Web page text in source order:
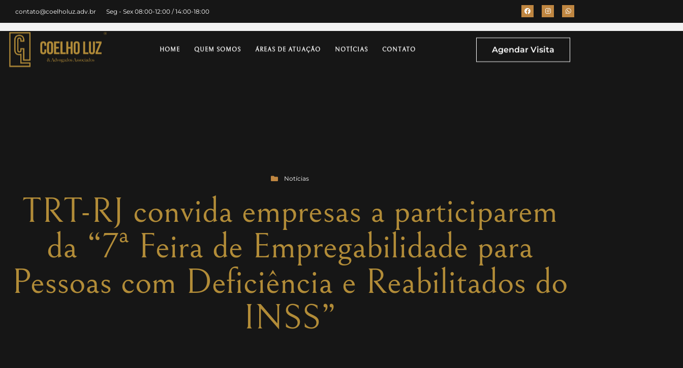
contato@coelholuz.adv.br Seg - Sex 08:00-12:00 / 14:00-18:00
HOME QUEM SOMOS ÁREAS DE ATUAÇÃO NOTÍCIAS CONTATO Agendar Visita
Notícias
TRT-RJ convida empresas a participarem
da “7ª Feira de Empregabilidade para
Pessoas com Deficiência e Reabilitados do
INSS”